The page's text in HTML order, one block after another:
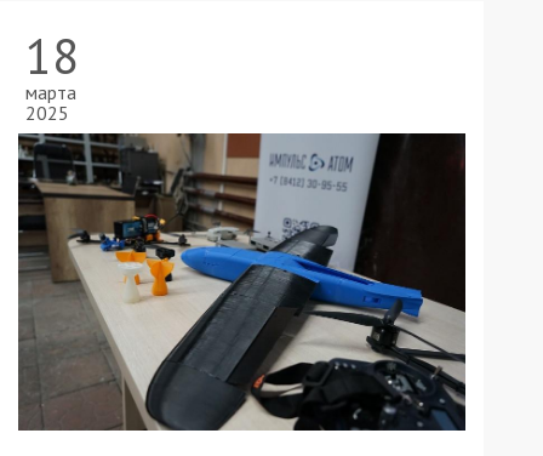
18
марта
2025